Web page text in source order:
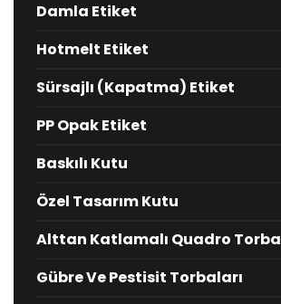
Damla Etiket
Hotmelt Etiket
Sürsajlı (Kapatma) Etiket
PP Opak Etiket
Baskılı Kutu
Özel Tasarım Kutu
Alttan Katlamalı Quadro Torba
Gübre Ve Pestisit Torbaları